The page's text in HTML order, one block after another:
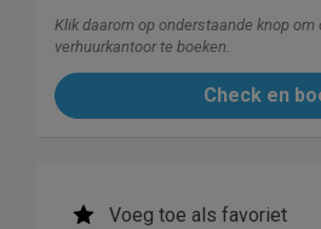
Klik daarom op onderstaande knop
verhuurkantoor te boeken.
Check en
Voeg toe als favoriet